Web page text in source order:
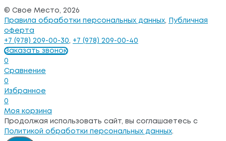
© Свое Место, 2026
Правила обработки персональных данных,
Публичная
оферта
+7 (978) 209-00-30, +7 (978) 209-00-40
Заказать звонок
0
Сравнение
0
Избранное
0
Моя корзина
Продолжая использовать сайт, вы соглашаетесь с
Политикой обработки персональных данных.